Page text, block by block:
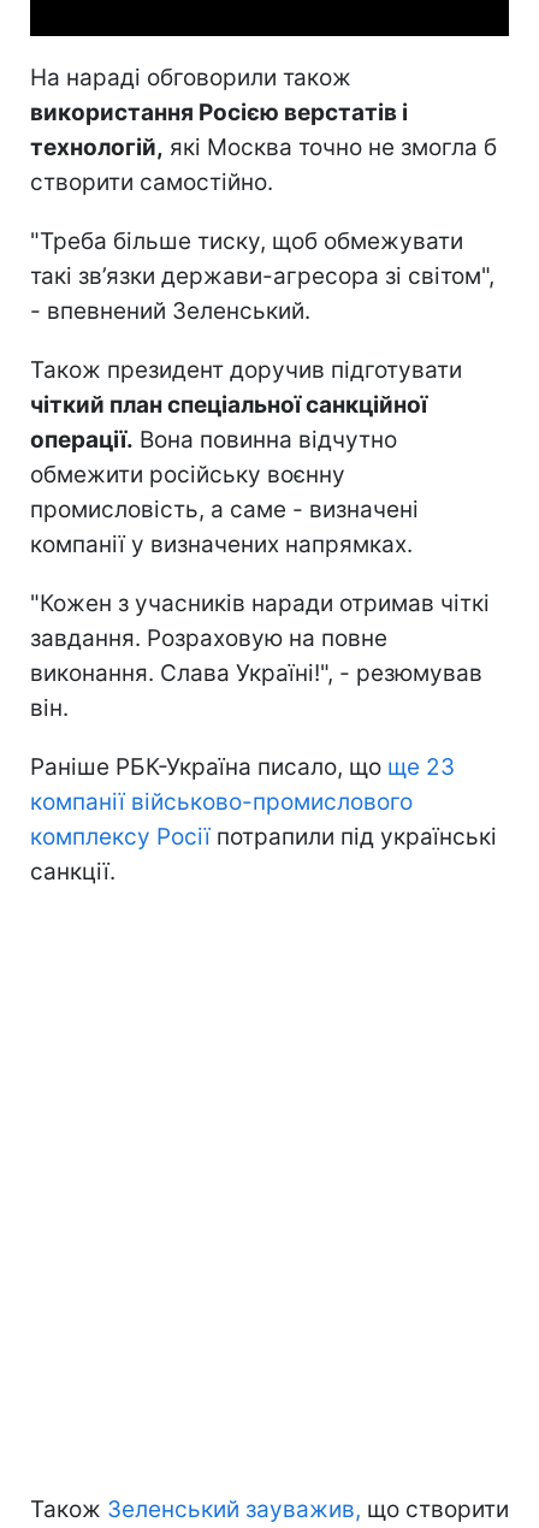
На нараді обговорили також
використання Росією верстатів і
технологій, які Москва точно не змогла б
створити самостійно.
"Треба більше тиску, щоб обмежувати
такі зв’язки держави-агресора зі світом",
- впевнений Зеленський.
Також президент доручив підготувати
чіткий план спеціальної санкційної
операції. Вона повинна відчутно
обмежити російську воєнну
промисловість, а саме - визначені
компанії у визначених напрямках.
"Кожен з учасників наради отримав чіткі
завдання. Розраховую на повне
виконання. Слава Україні!", - резюмував
він.
Раніше РБК-Україна писало, що ще 23
компанії військово-промислового
комплексу Росіїпотрапили під українські
санкції.
Також Зеленський зауважив, що створити